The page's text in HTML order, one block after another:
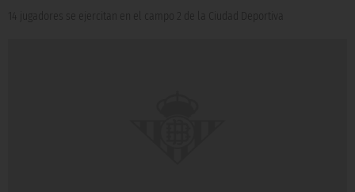
14 jugadores se ejercitan en el campo 2 de la Ciudad Deportiva